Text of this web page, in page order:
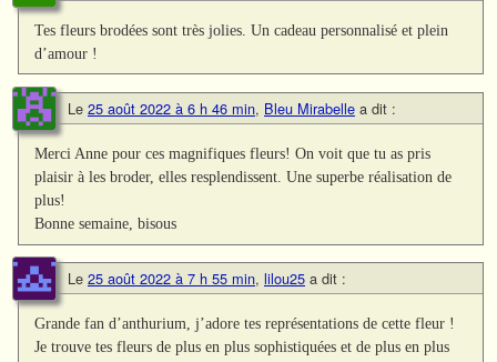
Tes fleurs brodées sont très jolies. Un cadeau personnalisé et plein
d’amour !
Le 25 août 2022 à 6 h 46 min, Bleu Mirabelle a dit :
Merci Anne pour ces magnifiques fleurs! On voit que tu as pris
plaisir à les broder, elles resplendissent. Une superbe réalisation de
plus!
Bonne semaine, bisous
Le 25 août 2022 à 7 h 55 min, lilou25 a dit :
Grande fan d’anthurium, j’adore tes représentations de cette fleur !
Je trouve tes fleurs de plus en plus sophistiquées et de plus en plus